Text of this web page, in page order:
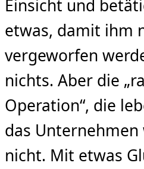
Einsicht und
etwas, damit ihm
vergeworfen
nichts. Aber die
Operation“, die
das
nicht. Mit etwas